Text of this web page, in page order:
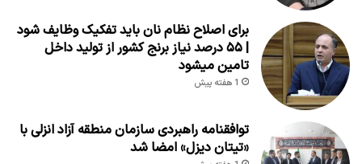
برای اصلاح نظام نان باید تفکیک وظایف شود
| ۵۵ درصد نیاز برنج کشور از تولید داخل
تامین میشود
1 هفته پیش
توافقنامه راهبردی سازمان منطقه آزاد انزلی با
«تیتان دیزل» امضا شد